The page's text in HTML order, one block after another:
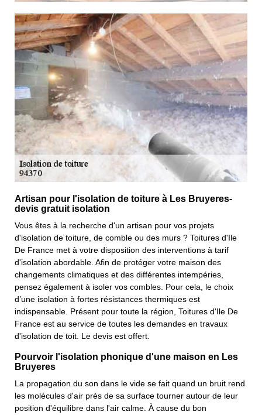
Artisan pour l'isolation de toiture à Les Bruyeres-
devis gratuit isolation
Vous êtes à la recherche d'un artisan pour vos projets
d'isolation de toiture, de comble ou des murs ? Toitures d'Ile
De France met à votre disposition des interventions à tarif
d'isolation abordable. Afin de protéger votre maison des
changements climatiques et des différentes intempéries,
pensez également à isoler vos combles. Pour cela, le choix
d’une isolation à fortes résistances thermiques est
indispensable. Présent pour toute la région, Toitures d'Ile De
France est au service de toutes les demandes en travaux
d'isolation de toit. Le devis est offert.
Pourvoir l'isolation phonique d'une maison en Les
Bruyeres
La propagation du son dans le vide se fait quand un bruit rend
les molécules d'air près de sa surface tourner autour de leur
position d'équilibre dans l'air calme. À cause du bon